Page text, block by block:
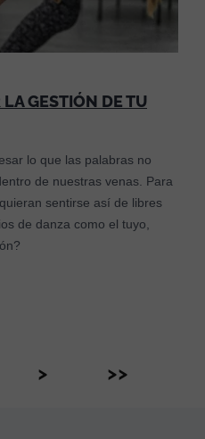
LA GESTIÓN DE TU
lo que las palabras no
de nuestras venas. Para
sentirse así de libres
de danza como el tuyo,